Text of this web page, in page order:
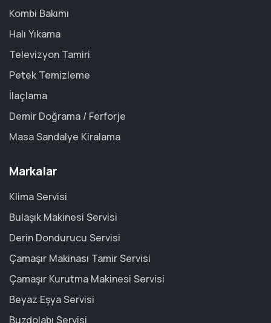
Kombi Bakımı
Halı Yıkama
Televizyon Tamiri
Petek Temizleme
İlaçlama
Demir Doğrama / Ferforje
Masa Sandalye Kiralama
Markalar
Klima Servisi
Bulaşık Makinesi Servisi
Derin Dondurucu Servisi
Çamaşır Makinası Tamir Servisi
Çamaşır Kurutma Makinesi Servisi
Beyaz Eşya Servisi
Buzdolabı Servisi